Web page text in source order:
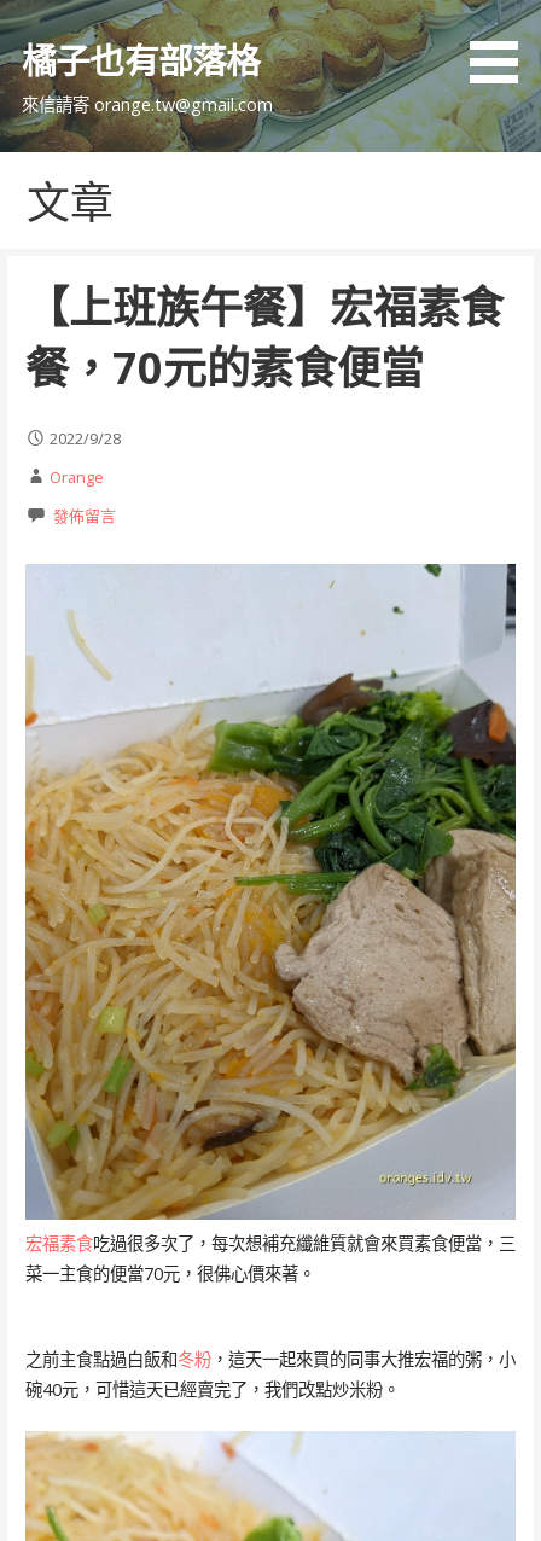
跳
主
內
橘子也有部落格
來信請寄 orange.tw@gmail.com
文章
【上班族午餐】宏福素食
餐，70元的素食便當
2022/9/28
Orange
發佈留言
宏福素食吃過很多次了，每次想補充纖維質就會來買素食便當，三
菜一主食的便當70元，很佛心價來著。
之前主食點過白飯和冬粉，這天一起來買的同事大推宏福的粥，小
碗40元，可惜這天已經賣完了，我們改點炒米粉。